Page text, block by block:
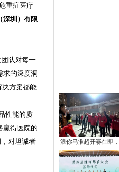
重症医疗
深圳）有限
队对每一
求的深度洞
决方案都能
性能的质
赢得医院的
对坦诚者
浪你马淮超开赛在即，